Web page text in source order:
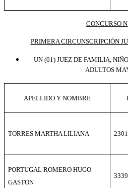
CONCURSO N
PRIMERA CIRCUNSCRIPCIÓN
UN (01)JUEZ DE FAMILIA,
ADULTOS
APELLIDO Y NOMBRE
TORRES MARTHA LILIANA
PORTUGAL ROMERO HUGO
GASTON